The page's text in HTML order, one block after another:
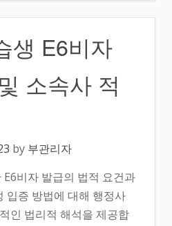
생 E6비자
소속사 적
by 부관리자
비자 발급의 법적 요건과
입증 방법에 대해 행정사
인 법리적 해석을 제공합